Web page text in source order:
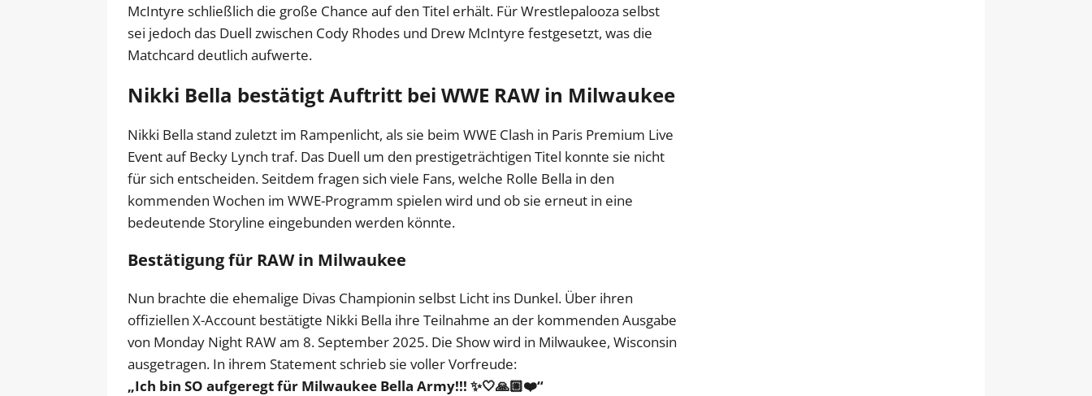
McIntyre schließlich die große Chance auf den Titel erhält. Für Wrestlepalooza selbst
sei jedoch das Duell zwischen Cody Rhodes und Drew McIntyre festgesetzt, was die
Matchcard deutlich aufwerte.
Nikki Bella bestätigt Auftritt bei WWE RAW in Milwaukee
Nikki Bella stand zuletzt im Rampenlicht, als sie beim WWE Clash in Paris Premium Live
Event auf Becky Lynch traf. Das Duell um den prestigeträchtigen Titel konnte sie nicht
für sich entscheiden. Seitdem fragen sich viele Fans, welche Rolle Bella in den
kommenden Wochen im WWE-Programm spielen wird und ob sie erneut in eine
bedeutende Storyline eingebunden werden könnte.
Bestätigung für RAW in Milwaukee
Nun brachte die ehemalige Divas Championin selbst Licht ins Dunkel. Über ihren
offiziellen X-Account bestätigte Nikki Bella ihre Teilnahme an der kommenden Ausgabe
von Monday Night RAW am 8. September 2025. Die Show wird in Milwaukee, Wisconsin
ausgetragen. In ihrem Statement schrieb sie voller Vorfreude:
„Ich bin SO aufgeregt für Milwaukee Bella Army!!! ✨🤍🙏🏼❤️“